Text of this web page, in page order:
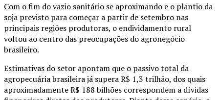
Com o fim do vazio sanitário se aproximando e o plantio da
soja previsto para começar a partir de setembro nas
principais regiões produtoras, o endividamento rural
voltou ao centro das preocupações do agronegócio
brasileiro.
Estimativas do setor apontam que o passivo total da
agropecuária brasileira já supera R$ 1,3 trilhão, dos quais
aproximadamente R$ 188 bilhões correspondem a dívidas